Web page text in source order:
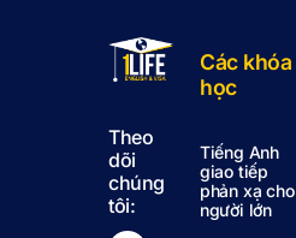
Theo
dõi
chúng
tôi:
Các khóa
học
Tiếng Anh
giao tiếp
phản xạ cho
người lớn